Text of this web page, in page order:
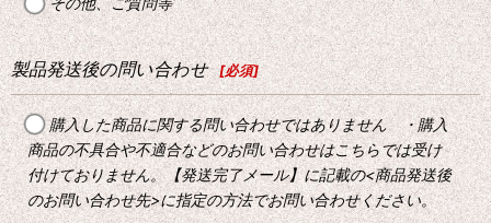
製品発送後の問い合わせ [必須]
購入した商品に関する問い合わせではありません ・購入
商品の不具合や不適合などのお問い合わせはこちらでは受け
付けておりません。【発送完了メール】に記載の<商品発送後
のお問い合わせ先>に指定の方法でお問い合わせください。